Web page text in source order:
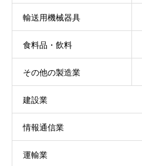
輸送用機械器具
食料品・飲料
その他の製造業
建設業
情報通信業
運輸業